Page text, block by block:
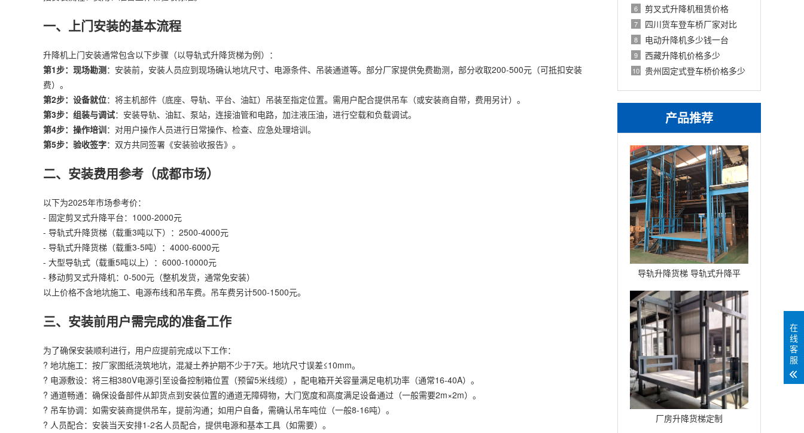
6 剪叉式升降机租赁价格
7 四川货车登车桥厂家对比
8 电动升降机多少钱一台
9 西藏升降机价格多少
10 贵州固定式登车桥价格多少
产品推荐
导轨升降货梯 导轨式升降平
台
厂房升降货梯定制
一、上门安装的基本流程
升降机上门安装通常包含以下步骤（以导轨式升降货梯为例）：
第1步：现场勘测：安装前，安装人员应到现场确认地坑尺寸、电源条件、吊装通道等。部分厂家提供免费勘测，部分收取200-500元（可抵扣安装
费）。
第2步：设备就位：将主机部件（底座、导轨、平台、油缸）吊装至指定位置。需用户配合提供吊车（或安装商自带，费用另计）。
第3步：组装与调试：安装导轨、油缸、泵站，连接油管和电路，加注液压油，进行空载和负载调试。
第4步：操作培训：对用户操作人员进行日常操作、检查、应急处理培训。
第5步：验收签字：双方共同签署《安装验收报告》。
二、安装费用参考（成都市场）
以下为2025年市场参考价：
- 固定剪叉式升降平台：1000-2000元
- 导轨式升降货梯（载重3吨以下）：2500-4000元
- 导轨式升降货梯（载重3-5吨）：4000-6000元
- 大型导轨式（载重5吨以上）：6000-10000元
- 移动剪叉式升降机：0-500元（整机发货，通常免安装）
以上价格不含地坑施工、电源布线和吊车费。吊车费另计500-1500元。
三、安装前用户需完成的准备工作
为了确保安装顺利进行，用户应提前完成以下工作：
? 地坑施工：按厂家图纸浇筑地坑，混凝土养护期不少于7天。地坑尺寸误差≤10mm。
? 电源敷设：将三相380V电源引至设备控制箱位置（预留5米线缆），配电箱开关容量满足电机功率（通常16-40A）。
? 通道畅通：确保设备部件从卸货点到安装位置的通道无障碍物，大门宽度和高度满足设备通过（一般需要2m×2m）。
? 吊车协调：如需安装商提供吊车，提前沟通；如用户自备，需确认吊车吨位（一般8-16吨）。
? 人员配合：安装当天安排1-2名人员配合，提供电源和基本工具（如需要）。
在
线
客
服